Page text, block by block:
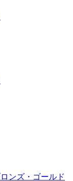
ンズ・ゴールド